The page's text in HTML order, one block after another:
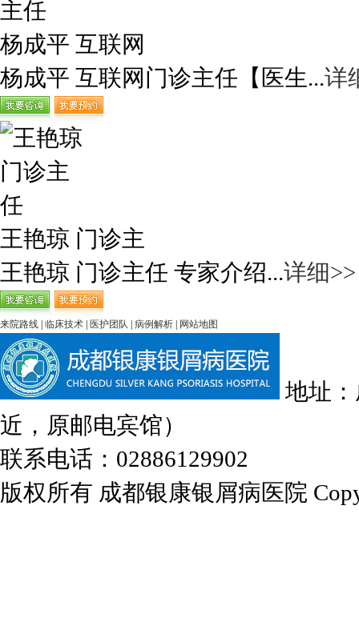
杨成平 互联网
杨成平 互联网门诊主任【医生...详
王艳琼 门诊主
王艳琼 门诊主任 专家介绍...详细>>
来院路线 临床技术 医护团队 病例解析 网站地图
地址
近，原邮电宾馆）
联系电话：02886129902
版权所有 成都银康银屑病医院